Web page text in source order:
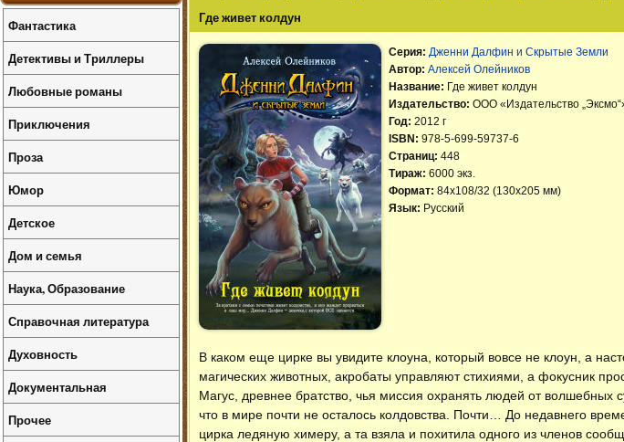
Где живет колдун
Серия: Дженни Далфин и Скрытые Земли
Автор: Алексей Олейников
Название: Где живет колдун
Издательство: ООО «Издательство
Год: 2012 г
ISBN: 978-5-699-59737-6
Страниц: 448
Тираж: 6000 экз.
Формат: 84x108/32 (130х205 мм)
Язык: Русский
В каком еще цирке вы увидите клоуна, который вовсе не клоун, а
магических животных, акробаты управляют стихиями, а фокусник
Магус, древнее братство, чья миссия охранять людей от волшебных
что в мире почти не осталось колдовства. Почти… До недавнего
цирка ледяную химеру, а та взяла и похитила одного из членов
Фантастика
Детективы и Триллеры
Любовные романы
Приключения
Проза
Юмор
Детское
Дом и семья
Наука, Образование
Справочная литература
Духовность
Документальная
Прочее